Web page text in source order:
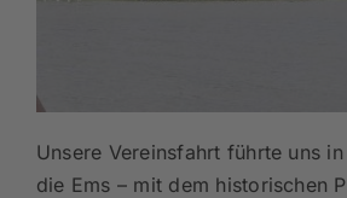
Unsere Vereinsfahrt führte uns
die Ems – mit dem historischen